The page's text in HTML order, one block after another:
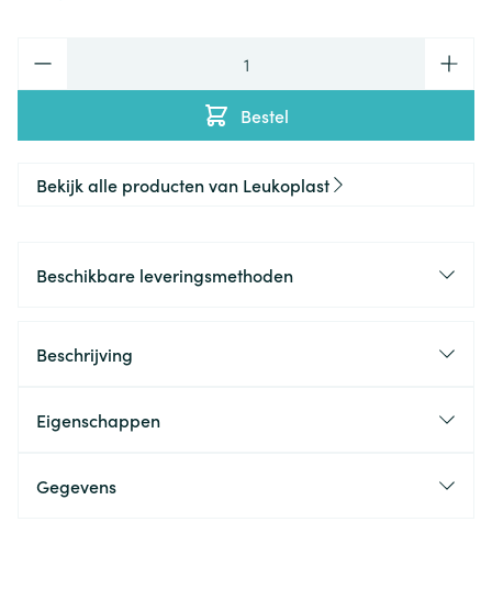
Bestel
Bekijk alle producten van Leukoplast
Beschikbare leveringsmethoden
Beschrijving
Eigenschappen
Gegevens